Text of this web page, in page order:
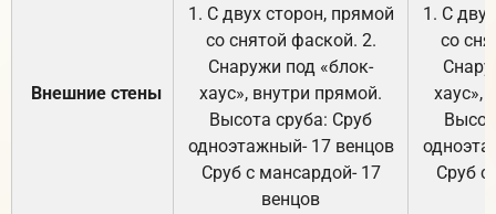
Внешние стены
1. С двух сторон, прямой
со снятой фаской. 2.
Снаружи под «блок-
хаус», внутри прямой.
Высота сруба: Сруб
одноэтажный- 17 венцов
Сруб с мансардой- 17
венцов
1. С
со
хаус»,
Сруб с